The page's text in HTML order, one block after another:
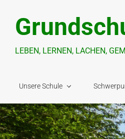
LEBEN, LERNEN, LACHEN,
Unsere Schule